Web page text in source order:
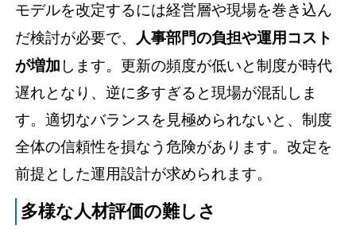
モデルを改定するには経営層や現場を巻き込ん
だ検討が必要で、
人事部門の負担や運用コスト
が増加 します。更新の頻度が低いと制度が時代
遅れとなり、逆に多すぎると現場が混乱しま
す。適切なバランスを見極められないと、制度
全体の信頼性を損なう危険があります。改定を
前提とした運用設計が求められます。
多様な人材評価の難しさ